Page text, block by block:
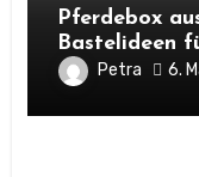
Pferdebox
Bastelideen
Petra 6.